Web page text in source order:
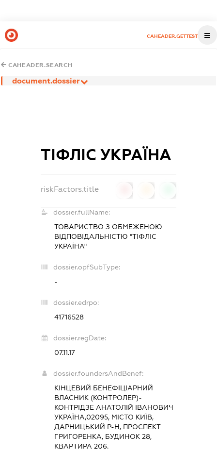
CAHEADER.GETTEST
CAHEADER.SEARCH
document.dossier
ТІФЛІС УКРАЇНА
riskFactors.title
dossier.fullName:
ТОВАРИСТВО З ОБМЕЖЕНОЮ
ВІДПОВІДАЛЬНІСТЮ "ТІФЛІС
УКРАЇНА"
dossier.opfSubType:
-
dossier.edrpo:
41716528
dossier.regDate:
07.11.17
dossier.foundersAndBenef:
КІНЦЕВИЙ БЕНЕФІЦІАРНИЙ
ВЛАСНИК (КОНТРОЛЕР)-
КОНТРІДЗЕ АНАТОЛІЙ ІВАНОВИЧ
УКРАЇНА,02095, МІСТО КИЇВ,
ДАРНИЦЬКИЙ Р-Н, ПРОСПЕКТ
ГРИГОРЕНКА, БУДИНОК 28,
КВАРТИРА 206.